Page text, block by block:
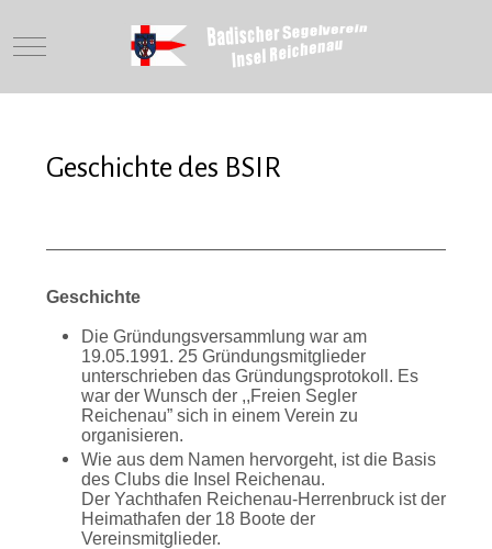
Mobile Menu Toggle
Geschichte des BSIR
Geschichte
Die Gründungsversammlung war am
19.05.1991. 25 Gründungsmitglieder
unterschrieben das Gründungsprotokoll. Es
war der Wunsch der ,,Freien Segler
Reichenau” sich in einem Verein zu
organisieren.
Wie aus dem Namen hervorgeht, ist die Basis
des Clubs die Insel Reichenau.
Der Yachthafen Reichenau-Herrenbruck ist der
Heimathafen der 18 Boote der
Vereinsmitglieder.